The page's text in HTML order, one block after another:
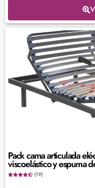
Pack cama articulada
viscoelástico y espuma
(19)